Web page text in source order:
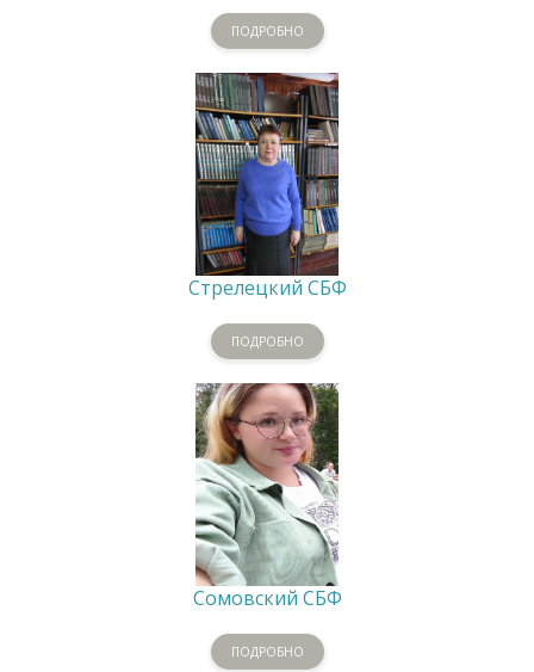
ПОДРОБНО
Стрелецкий СБФ
ПОДРОБНО
Сомовский СБФ
ПОДРОБНО